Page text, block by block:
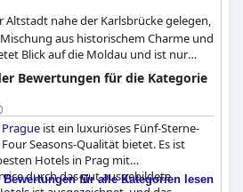
Altstadt nahe der Karlsbrücke gelegen,
aus historischem Charme und
Blick auf die Moldau und ist nur
Ring in Prag entfernt, was eine
Unterkünfte bietet.
Bewertungen für die Kategorie
ist ein luxuriöses Fünf-Sterne-
Seasons-Qualität bietet. Es ist
Hotels in Prag mit
durch das gut ausgebildete
für alle Kategorien lesen